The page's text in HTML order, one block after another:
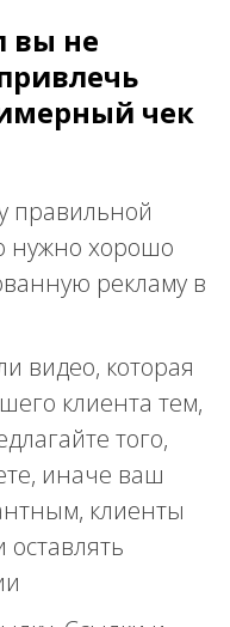
вы не
чек
правильной
нужно хорошо
рекламу в
видео, которая
клиента тем,
того,
иначе ваш
клиенты
оставлять